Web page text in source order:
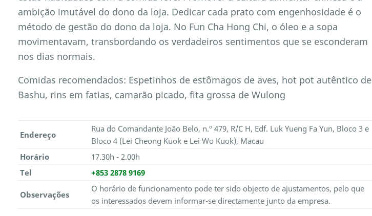
ambição imutável do dono da loja. Dedicar cada prato com engenhosidade é o
método de gestão do dono da loja. No Fun Cha Hong Chi, o óleo e a sopa
movimentavam, transbordando os verdadeiros sentimentos que se esconderam
nos dias normais.
Comidas recomendados: Espetinhos de estômagos de aves, hot pot autêntico de
Bashu, rins em fatias, camarão picado, fita grossa de Wulong
Endereço
Rua do Comandante João Belo, n.º 479, R/C H, Edf. Luk Yueng Fa Yun, Bloco 3 e
Bloco 4 (Lei Cheong Kuok e Lei Wo Kuok), Macau
Horário
17.30h - 2.00h
Tel
+853 2878 9169
Observações
O horário de funcionamento pode ter sido objecto de ajustamentos, pelo que
os interessados devem informar-se directamente junto da empresa.